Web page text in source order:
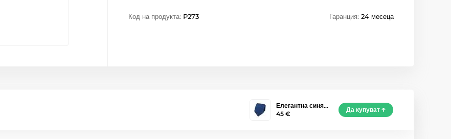
Код на продукта: P273 Гаранция: 24 месеца
Елегантна синя…
45 €
Да купуват